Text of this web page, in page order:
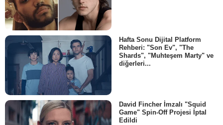
Hafta Sonu Dijital Platform
Rehberi: "Son Ev", "The
Shards", "Muhteşem Marty" ve
diğerleri...
David Fincher İmzalı "Squid
Game" Spin-Off Projesi İptal
Edildi